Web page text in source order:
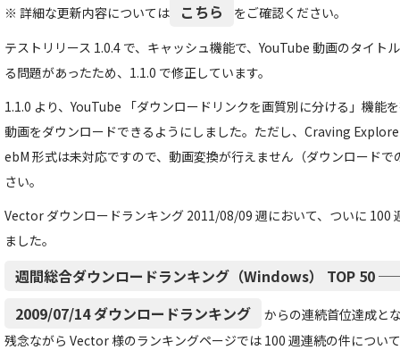
※ 詳細な更新内容については こちら
をご確認ください。
テストリリース 1.0.4 で、キャッシュ機能で、YouTube 動画のタイト
る問題があったため、1.1.0 で修正しています。
1.1.0 より、YouTube 「ダウンロードリンクを画質別に分ける」機能
動画をダウンロードできるようにしました。ただし、Craving
ebM 形式は未対応ですので、動画変換が行えません（ダウンロード
さい。
Vector ダウンロードランキング 2011/08/09 週において、ついに 100
ました。
週間総合ダウンロードランキング（Windows） TOP 50
2009/07/14 ダウンロードランキング
からの連続首位達成と
残念ながら Vector 様のランキングページでは 100 週連続の件につい